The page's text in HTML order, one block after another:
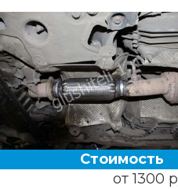
Стоимость
от 1300